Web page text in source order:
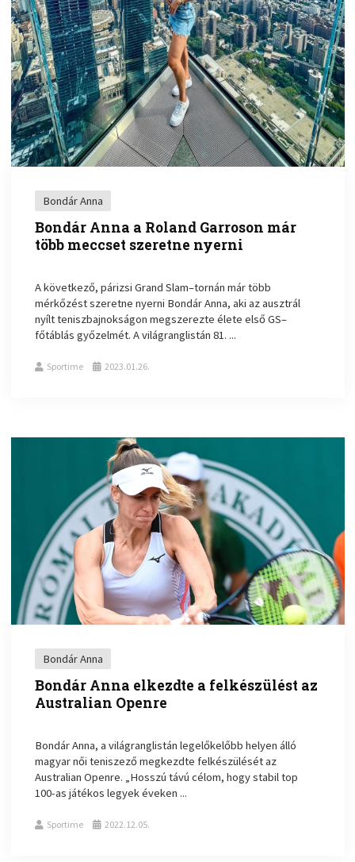
Bondár Anna
Bondár Anna a Roland Garroson már
több meccset szeretne nyerni
A következő, párizsi Grand Slam–tornán már több
mérkőzést szeretne nyerni Bondár Anna, aki az ausztrál
nyílt teniszbajnokságon megszerezte élete első GS–
főtáblás győzelmét. A világranglistán 81. ...
Sportime 2023.01.26.
Bondár Anna
Bondár Anna elkezdte a felkészülést az
Australian Openre
Bondár Anna, a világranglistán legelőkelőbb helyen álló
magyar női teniszező megkezdte felkészülését az
Australian Openre. „Hosszú távú célom, hogy stabil top
100-as játékos legyek éveken ...
Sportime 2022.12.05.